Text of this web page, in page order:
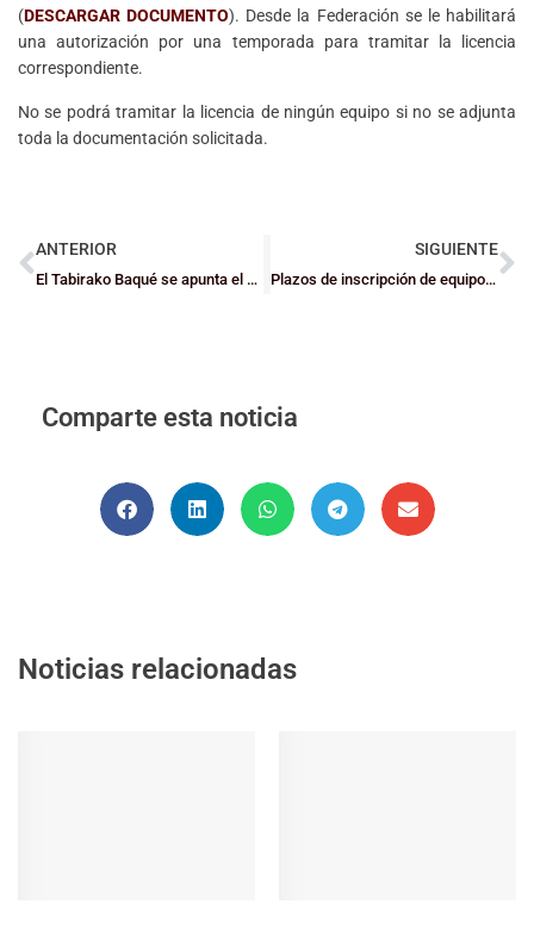
(DESCARGAR DOCUMENTO). Desde la Federación se le habilitará
una autorización por una temporada para tramitar la licencia
correspondiente.
No se podrá tramitar la licencia de ningún equipo si no se adjunta
toda la documentación solicitada.
ANTERIOR
El Tabirako Baqué se apunta el LVIII Torneo Madalenas 2025 a costa de Bizkaia U23
SIGUIENTE
Plazos de inscripción de equipos escolares en Deporte Escolar
Comparte esta noticia
Noticias relacionadas